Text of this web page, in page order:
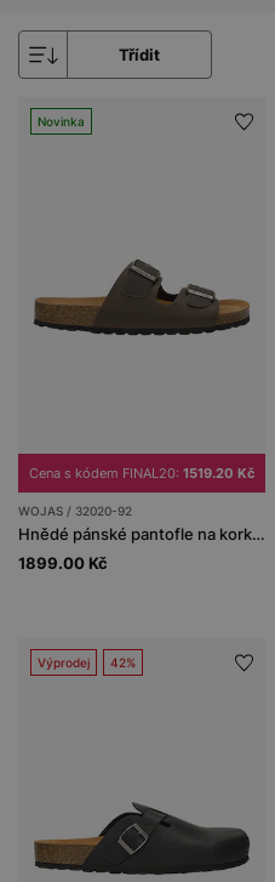
Třídit
Novinka
Cena s kódem FINAL20: 1519.20 Kč
WOJAS / 32020-92
Hnědé pánské pantofle na korkové podešvi z crazy horse kůže
1899.00 Kč
Výprodej 42%